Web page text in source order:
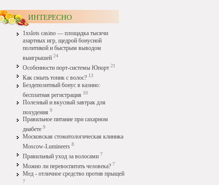
ИНТЕРЕСНО
1xslots casino — площадка тысячи
азартных игр, щедрой бонусной
политикой и быстрым выводом
выигрышей 24
Особенности порт-системы Юпорт 21
Как смыть тоник с волос? 13
Бездепозитный бонус в казино:
бесплатная регистрация 10
Полезный и вкусный завтрак для
похудения 9
Правильное питание при сахарном
диабете 9
Московская стоматологическая клиника
Moscow-Lumineers 8
Правильный уход за волосами 7
Можно ли перевоспитать человека? 7
Мед - отличное средство против прыщей
7